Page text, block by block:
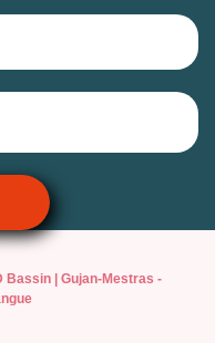
Bassin | Gujan-Mestras -